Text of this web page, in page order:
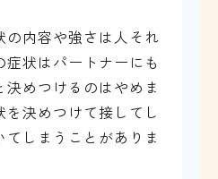
の内容や強さは人それ
状はパートナーにも
めつけるのはやめま
を決めつけて接してし
てしまうことがありま